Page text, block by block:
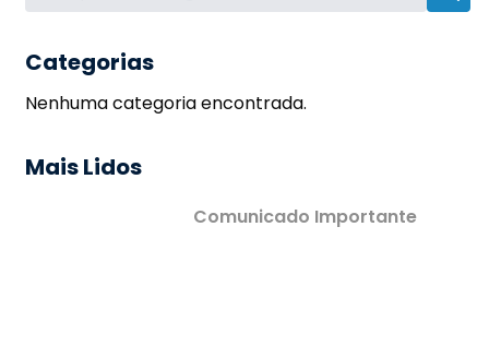
Categorias
Nenhuma categoria encontrada.
Mais Lidos
Comunicado Importante